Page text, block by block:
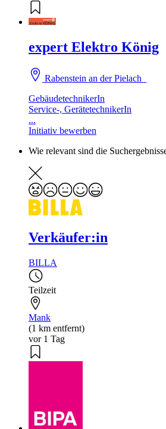
expert Elektro König
Rabenstein an der Pielach
GebäudetechnikerIn
Service-, GerätetechnikerIn
...
Initiativ bewerben
Wie relevant sind die
Verkäufer:in
BILLA
Teilzeit
Mank
(1 km entfernt)
vor 1 Tag